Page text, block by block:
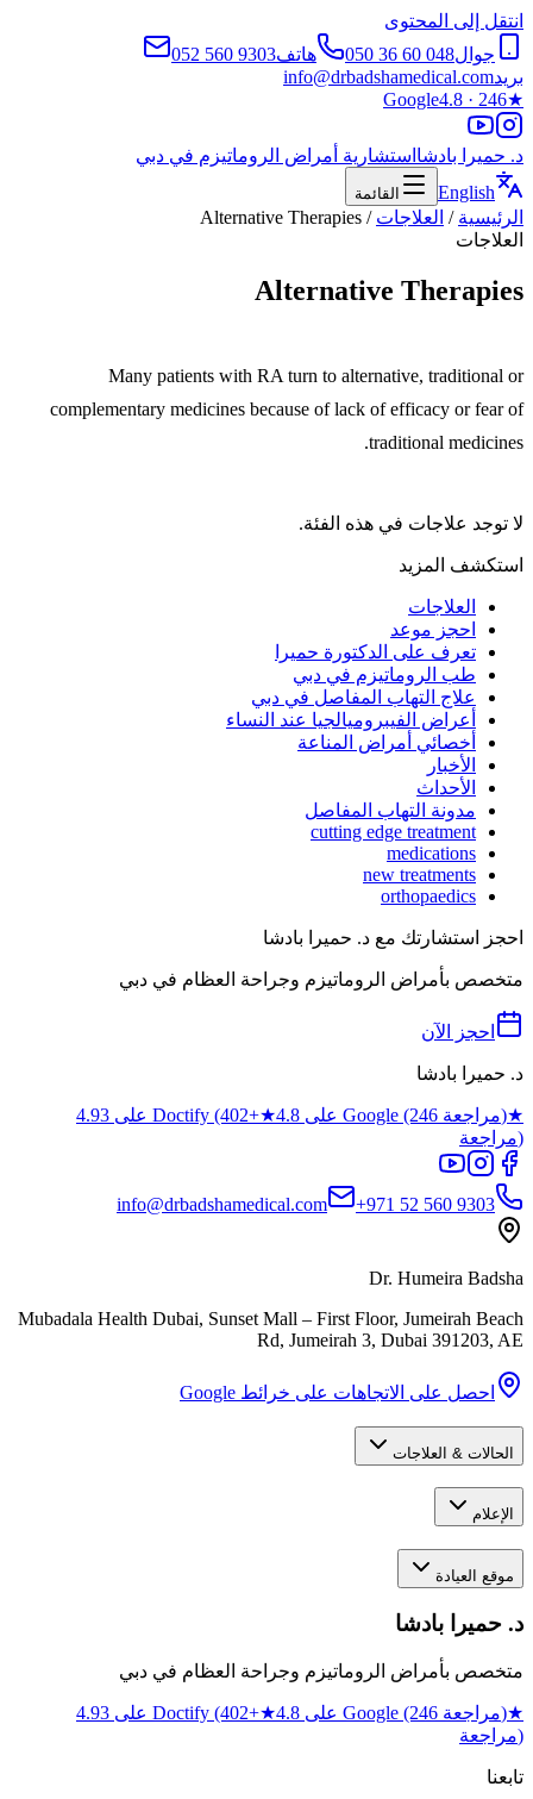
انتقل إلى المحتوى
جوال050 36 60 048 هاتف052 560 9303
بريدinfo@drbadshamedical.com
★
4.8 · 246
Google
د. حميرا بادشا استشارية أمراض الروماتيزم في دبي
English
القائمة
الرئيسية / العلاجات /
Alternative Therapies
العلاجات
Alternative Therapies
Many patients with RA turn to alternative, traditional or
complementary medicines because of lack of efficacy or fear of
traditional medicines.
لا توجد علاجات في هذه الفئة.
استكشف المزيد
العلاجات
احجز موعد
تعرف على الدكتورة حميرا
طب الروماتيزم في دبي
علاج التهاب المفاصل في دبي
أعراض الفيبروميالجيا عند النساء
أخصائي أمراض المناعة
الأخبار
الأحداث
مدونة التهاب المفاصل
cutting edge treatment
medications
new treatments
orthopaedics
احجز استشارتك مع د. حميرا بادشا
متخصص بأمراض الروماتيزم وجراحة العظام في دبي
احجز الآن
د. حميرا بادشا
★4.8 على Google (246 مراجعة) ★
4.93 على Doctify (402+
مراجعة)
+971 52 560 9303
info@drbadshamedical.com
Dr. Humeira Badsha
Mubadala Health Dubai, Sunset Mall – First Floor, Jumeirah Beach
Rd, Jumeirah 3, Dubai 391203, AE
احصل على الاتجاهات على خرائط Google
الحالات & العلاجات
الإعلام
موقع العيادة
د. حميرا بادشا
متخصص بأمراض الروماتيزم وجراحة العظام في دبي
★4.8 على Google (246 مراجعة) ★
4.93 على Doctify (402+
مراجعة)
تابعنا